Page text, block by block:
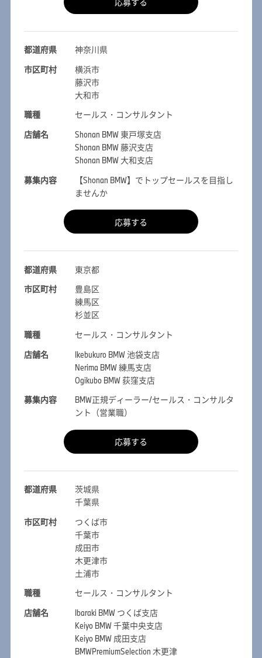
都道府県
神奈川県
市区町村
横浜市
藤沢市
大和市
職種
セールス・コンサルタント
店舗名
Shonan BMW 東戸塚支店
Shonan BMW 藤沢支店
Shonan BMW 大和支店
募集内容
【Shonan BMW】でトップセールスを目指し
ませんか
応募する
都道府県
東京都
市区町村
豊島区
練馬区
杉並区
職種
セールス・コンサルタント
店舗名
Ikebukuro BMW 池袋支店
Nerima BMW 練馬支店
Ogikubo BMW 荻窪支店
募集内容
BMW正規ディーラー/セールス・コンサルタ
ント（営業職）
応募する
都道府県
茨城県
千葉県
市区町村
つくば市
千葉市
成田市
木更津市
土浦市
職種
セールス・コンサルタント
店舗名
Ibaraki BMW つくば支店
Keiyo BMW 千葉中央支店
Keiyo BMW 成田支店
BMWPremiumSelection 木更津